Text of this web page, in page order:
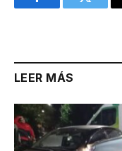
FacebookTwitter
LEER MÁS